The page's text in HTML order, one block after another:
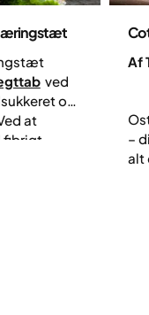
ved
og
at
fibrigt
Af
–
alt